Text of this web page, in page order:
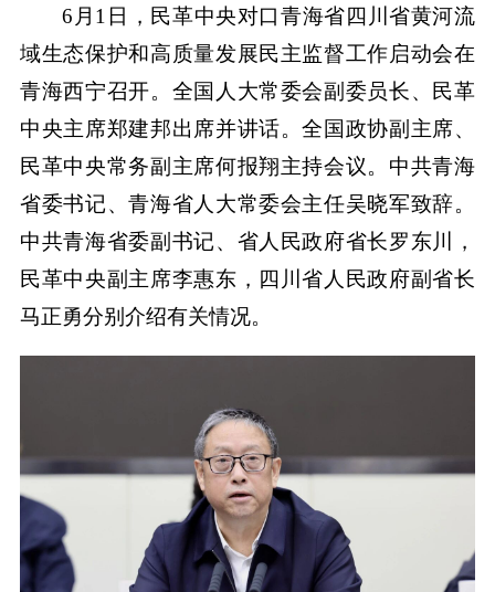
6月1日，民革中央对口青海省四川省黄河流
域生态保护和高质量发展民主监督工作启动会在
青海西宁召开。全国人大常委会副委员长、民革
中央主席郑建邦出席并讲话。全国政协副主席、
民革中央常务副主席何报翔主持会议。中共青海
省委书记、青海省人大常委会主任吴晓军致辞。
中共青海省委副书记、省人民政府省长罗东川，
民革中央副主席李惠东，四川省人民政府副省长
马正勇分别介绍有关情况。